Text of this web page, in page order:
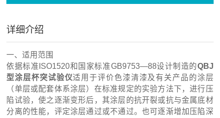
详细介绍
一、适用范围
依据标准ISO1520和国家标准GB9753—88设计制造的QBJ
型涂层杯突试验仪适用于评价色漆清漆及有关产品的涂层
（单层或配套体系涂层）在标准规定的实验方法下，进行压
陷试验，使之逐渐变形后，其涂层的抗开裂或抗与金属底材
分离的性能，评定涂层通过或不通过。也可逐渐增加压陷深